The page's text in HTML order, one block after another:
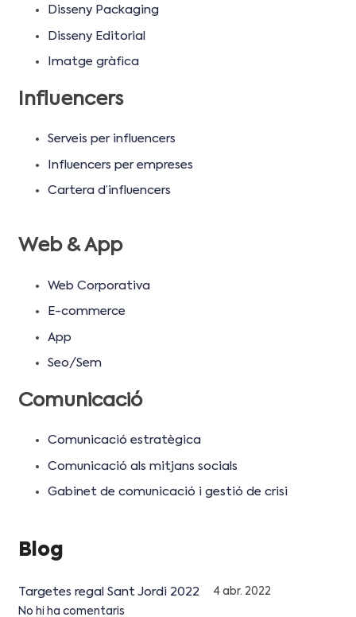
Disseny Packaging
Disseny Editorial
Imatge gràfica
Influencers
Serveis per influencers
Influencers per empreses
Cartera d’influencers
Web & App
Web Corporativa
E-commerce
App
Seo/Sem
Comunicació
Comunicació estratègica
Comunicació als mitjans socials
Gabinet de comunicació i gestió de crisi
Blog
Targetes regal Sant Jordi 2022
4 abr. 2022
No hi ha comentaris